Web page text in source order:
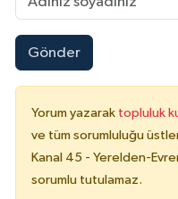
Gönder
Yorum yazarak topluluk
ve tüm sorumluluğu
Kanal 45 - Yerelden-
sorumlu tutulamaz.